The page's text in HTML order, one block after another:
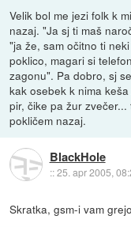
Velik bol me jezi folk k
nazaj. "Ja sj ti maš
"ja že, sam očitno ti
poklico, magari si
zagonu". Pa dobro, sj
kak osebek k nima
pir, čike pa žur
pokličem nazaj.
BlackHole
::25. apr 2005,
Skratka, gsm-i vam